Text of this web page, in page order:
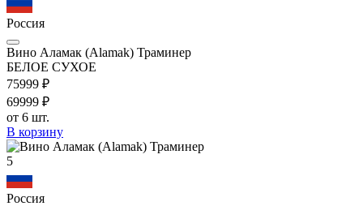
Россия
Вино Аламак (Alamak) Траминер
БЕЛОЕ СУХОЕ
75999 ₽
69999 ₽
от 6 шт.
В корзину
5
Россия